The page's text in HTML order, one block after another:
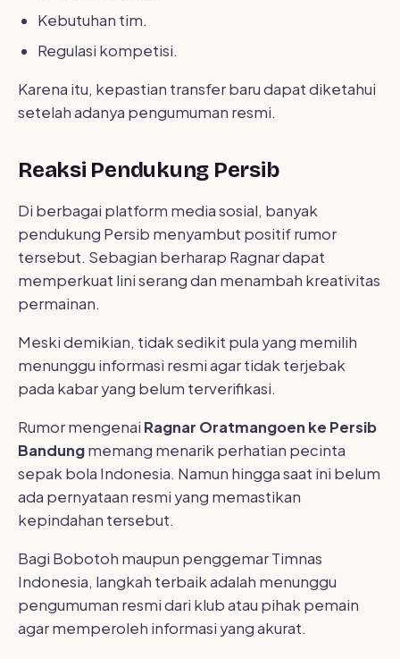
Kebutuhan tim.
Regulasi kompetisi.
Karena itu, kepastian transfer baru dapat diketahui
setelah adanya pengumuman resmi.
Reaksi Pendukung Persib
Di berbagai platform media sosial, banyak
pendukung Persib menyambut positif rumor
tersebut. Sebagian berharap Ragnar dapat
memperkuat lini serang dan menambah kreativitas
permainan.
Meski demikian, tidak sedikit pula yang memilih
menunggu informasi resmi agar tidak terjebak
pada kabar yang belum terverifikasi.
Rumor mengenai Ragnar Oratmangoen ke Persib
Bandungmemang menarik perhatian pecinta
sepak bola Indonesia. Namun hingga saat ini belum
ada pernyataan resmi yang memastikan
kepindahan tersebut.
Bagi Bobotoh maupun penggemar Timnas
Indonesia, langkah terbaik adalah menunggu
pengumuman resmi dari klub atau pihak pemain
agar memperoleh informasi yang akurat.